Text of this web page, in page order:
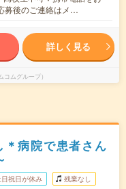
募後のご連絡はメ…
詳しく見る
ムグループ）
＊病院で患者さん
日祝日が休み 残業なし